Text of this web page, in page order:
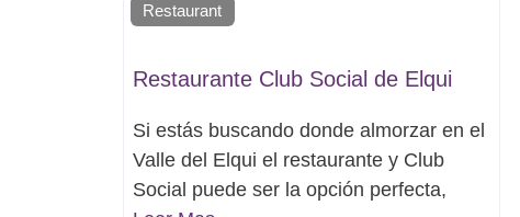
Restaurant
Restaurante Club Social de Elqui
Si estás buscando donde almorzar en el
Valle del Elqui el restaurante y Club
Social puede ser la opción perfecta,